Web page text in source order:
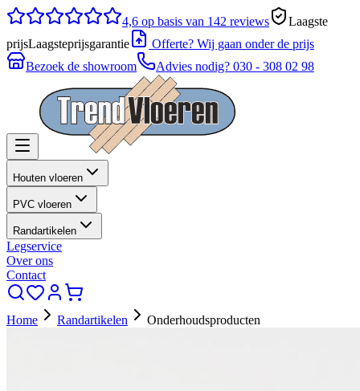
4,6 op basis van 142 reviews
Laagste
prijsLaagsteprijsgarantie
Offerte? Wij gaan onder de prijs
Bezoek de showroom
Advies nodig? 030 - 308 02 98
Houten vloeren
PVC vloeren
Randartikelen
Legservice
Over ons
Contact
Home Randartikelen Onderhoudsproducten